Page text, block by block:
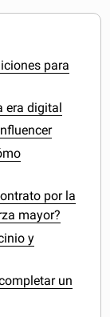
para
era digital
por la
mayor?
y
un